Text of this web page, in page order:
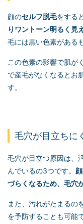
顔のセルフ脱毛をすると
りワントーン明るく見
毛には黒い色素がある
この色素の影響で肌が
で産毛がなくなるとお
す。
毛穴が目立ちに
毛穴が目立つ原因は、
んでいるの3つです。
づらくなるため、毛穴
また、汚れがたまるの
を予防することも可能